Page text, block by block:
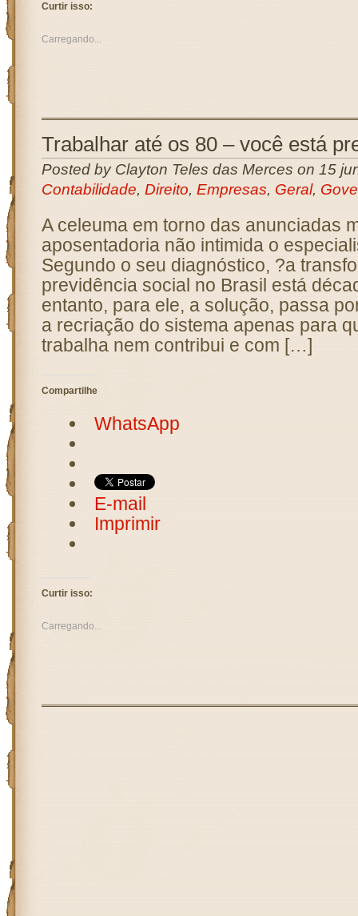
Curtir isso:
Carregando...
Trabalhar até os 80 – você está
Posted by Clayton Teles das Merces on 15
Contabilidade, Direito, Empresas, Geral,
A celeuma em torno das anunciadas
aposentadoria não intimida o
Segundo o seu diagnóstico, ?a
previdência social no Brasil está
entanto, para ele, a solução, passa
a recriação do sistema apenas para
trabalha nem contribui e com […]
Compartilhe
WhatsApp
E-mail
Imprimir
Curtir isso:
Carregando...